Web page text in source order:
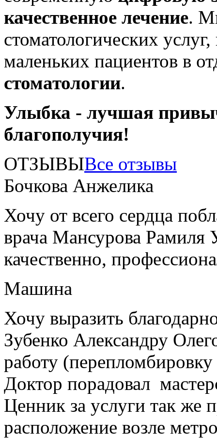
качественное лечение.
стоматологических
маленьких пациентов в
стоматологии.
Улыбка - лучшая
благополучия!
ОТЗЫВЫВсе отзывы
Бочкова Анжелика
Хочу от всего сердца
врача Мансурова Рамиля
качественно,
Машина
Хочу выразить
Зубенко Александру
работу
Доктор порадовал
Ценник за услуги так же
расположение возле